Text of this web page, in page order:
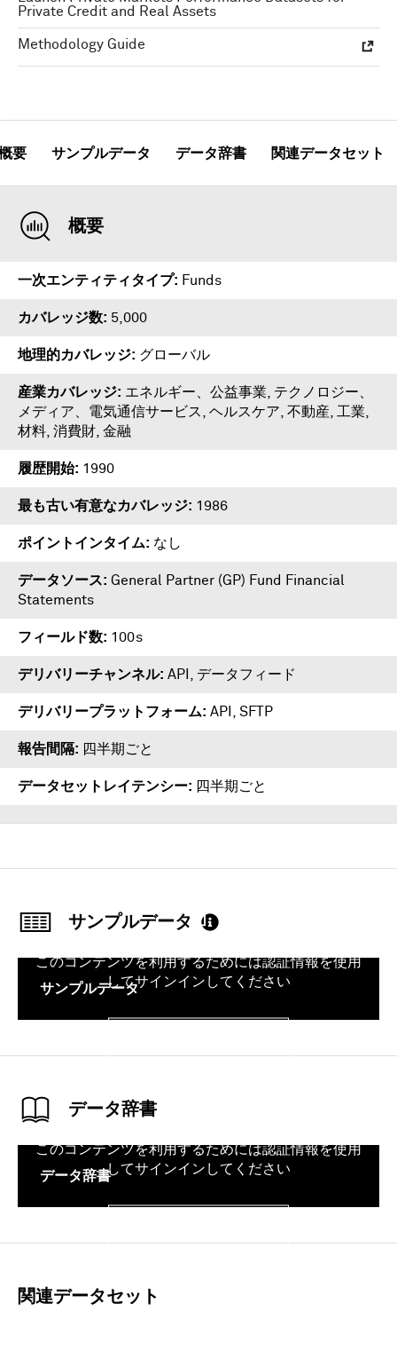
Private Credit and Real Assets
Methodology Guide
要 サンプルデータ データ辞書 関連データセット
概要
一次エンティティタイプ Funds
カバレッジ数 5,000
地理的カバレッジ グローバル
産業カバレッジ
エネルギー、公益事業, テクノロジー、
メディア、電気通信サービス, ヘルスケア, 不動産, 工業,
材料, 消費財, 金融
履歴開始 1990
最も古い有意なカバレッジ 1986
ポイントインタイム なし
データソース
General Partner (GP) Fund Financial
Statements
フィールド数 100s
デリバリーチャンネル API, データフィード
デリバリープラットフォーム API SFTP
報告間隔 四半期ごと
データセットレイテンシー 四半期ごと
サンプルデータ
サンプルデータ
このコンテンツを利用するためには認証情報を使用
してサインインしてください
データ辞書
データ辞書
このコンテンツを利用するためには認証情報を使用
してサインインしてください
関連データセット